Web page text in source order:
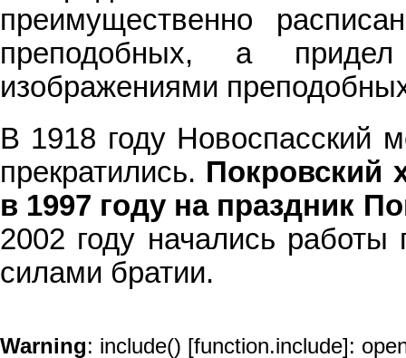
преимущественно
преподобных, а
изображениями
В 1918 году Новоспасский
прекратились. Покровский
в 1997 году на праздник
2002 году начались
силами братии.
Warning: include() [function.include]: